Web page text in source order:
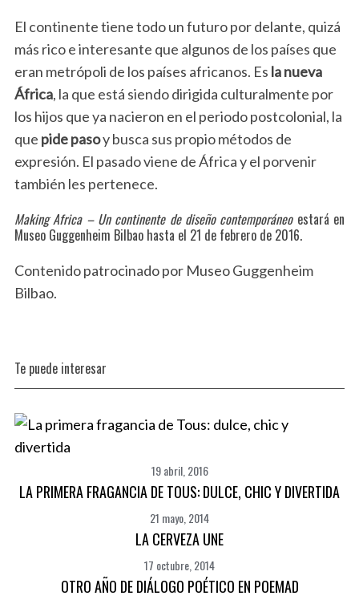
El continente tiene todo un futuro por delante, quizá
más rico e interesante que algunos de los países que
eran metrópoli de los países africanos. Es la nueva
África, la que está siendo dirigida culturalmente por
los hijos que ya nacieron en el periodo postcolonial, la
que pide pasoy busca sus propio métodos de
expresión. El pasado viene de África y el porvenir
también les pertenece.
Making Africa – Un continente de diseño contemporáneo estará en
Museo Guggenheim Bilbao hasta el 21 de febrero de 2016.
Contenido patrocinado por Museo Guggenheim
Bilbao.
Te puede interesar
19 abril, 2016
LA PRIMERA FRAGANCIA DE TOUS: DULCE, CHIC Y DIVERTIDA
21 mayo, 2014
LA CERVEZA UNE
17 octubre, 2014
OTRO AÑO DE DIÁLOGO POÉTICO EN POEMAD
S